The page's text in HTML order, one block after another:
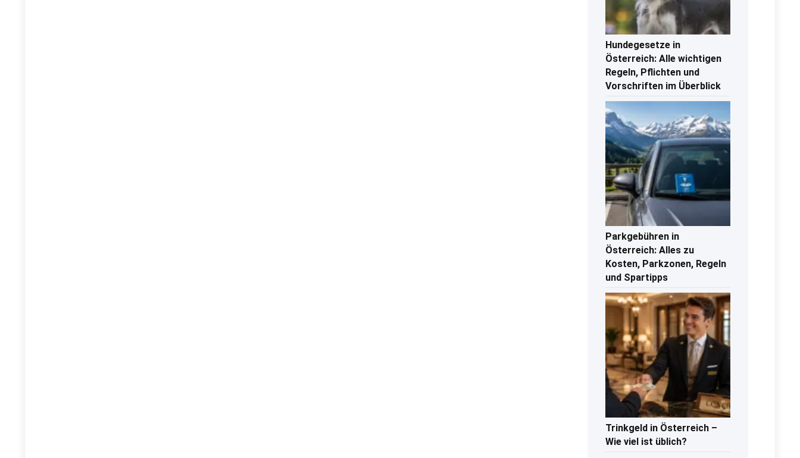
Hundegesetze in
Österreich: Alle wichtigen
Regeln, Pflichten und
Vorschriften im Überblick
Parkgebühren in
Österreich: Alles zu
Kosten, Parkzonen, Regeln
und Spartipps
Trinkgeld in Österreich –
Wie viel ist üblich?